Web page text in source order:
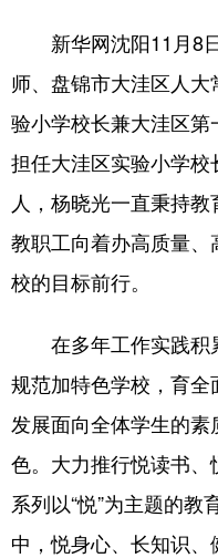
体育 视频
地方频道
辽宁 吉林
浙江
广东 广西
四川 贵州
陕西 甘肃
新疆 内蒙古
新华网沈阳11月8日
师、盘锦市大洼区人
验小学校长兼大洼区
担任大洼区实验小学
人，杨晓光一直秉持
教职工向着办高质量
校的目标前行。
在多年工作实践积
规范加特色学校，育全
发展面向全体学生的
色。大力推行悦读书
系列以“悦”为主题的
中，悦身心、长知识、